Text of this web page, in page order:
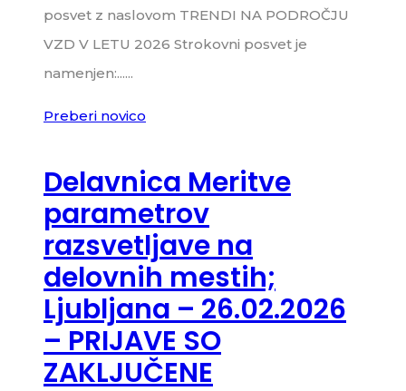
posvet z naslovom TRENDI NA PODROČJU
VZD V LETU 2026 Strokovni posvet je
namenjen:......
Preberi novico
Delavnica Meritve
parametrov
razsvetljave na
delovnih mestih;
Ljubljana – 26.02.2026
– PRIJAVE SO
ZAKLJUČENE